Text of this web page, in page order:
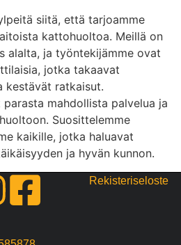
siitä, että tarjoamme
kattohuoltoa. Meillä on
alalta, ja työntekijämme ovat
jotka takaavat
kestävät ratkaisut.
mahdollista palvelua ja
Suosittelemme
kaikille, jotka haluavat
ja hyvän kunnon.
Rekisteriseloste